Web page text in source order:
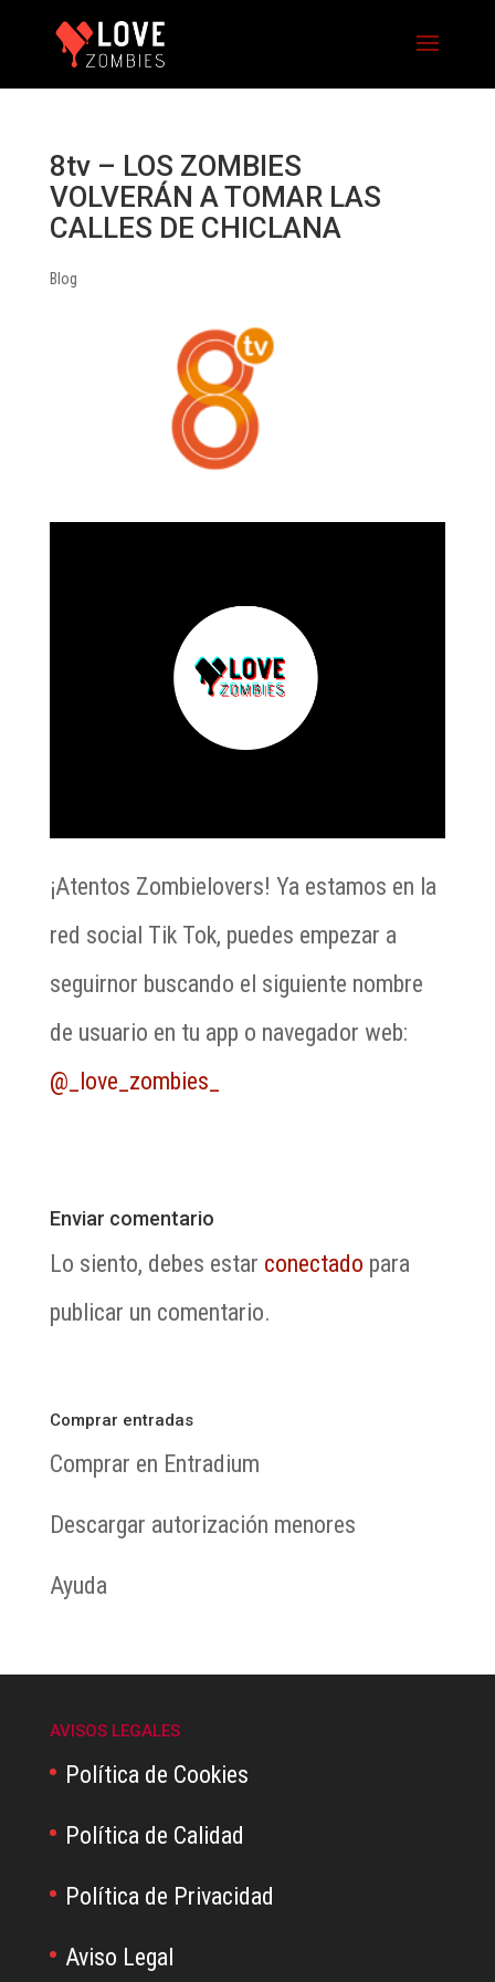
8tv – LOS ZOMBIES
VOLVERÁN A TOMAR LAS
CALLES DE CHICLANA
Blog
¡Atentos Zombielovers! Ya estamos en la
red social Tik Tok, puedes empezar a
seguirnor buscando el siguiente nombre
de usuario en tu app o navegador web:
@_love_zombies_
Enviar comentario
Lo siento, debes estar conectado para
publicar un comentario.
Comprar entradas
Comprar en Entradium
Descargar autorización menores
Ayuda
AVISOS LEGALES
Política de Cookies
Política de Calidad
Política de Privacidad
Aviso Legal